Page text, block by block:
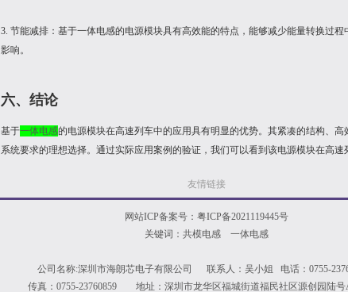
3. 节能减排：基于一体电感的电源模块具有高效能的特点，能够减少能量转换过
影响。
六、结论
基于一体电感的电源模块在高速列车中的应用具有明显的优势。其紧凑的结构、
系统要求的理想选择。通过实际应用案例的验证，我们可以看到该电源模块在高速
友情链接
网站ICP备案号： 粤ICP备2021119445号
关键词：共模电感 一体电感
公司名称:深圳市海朗芯电子有限公司 联系人：吴小姐 电话：0755-
传真：0755-23760859 地址：深圳市龙华区福城街道福民社区源创园陆号